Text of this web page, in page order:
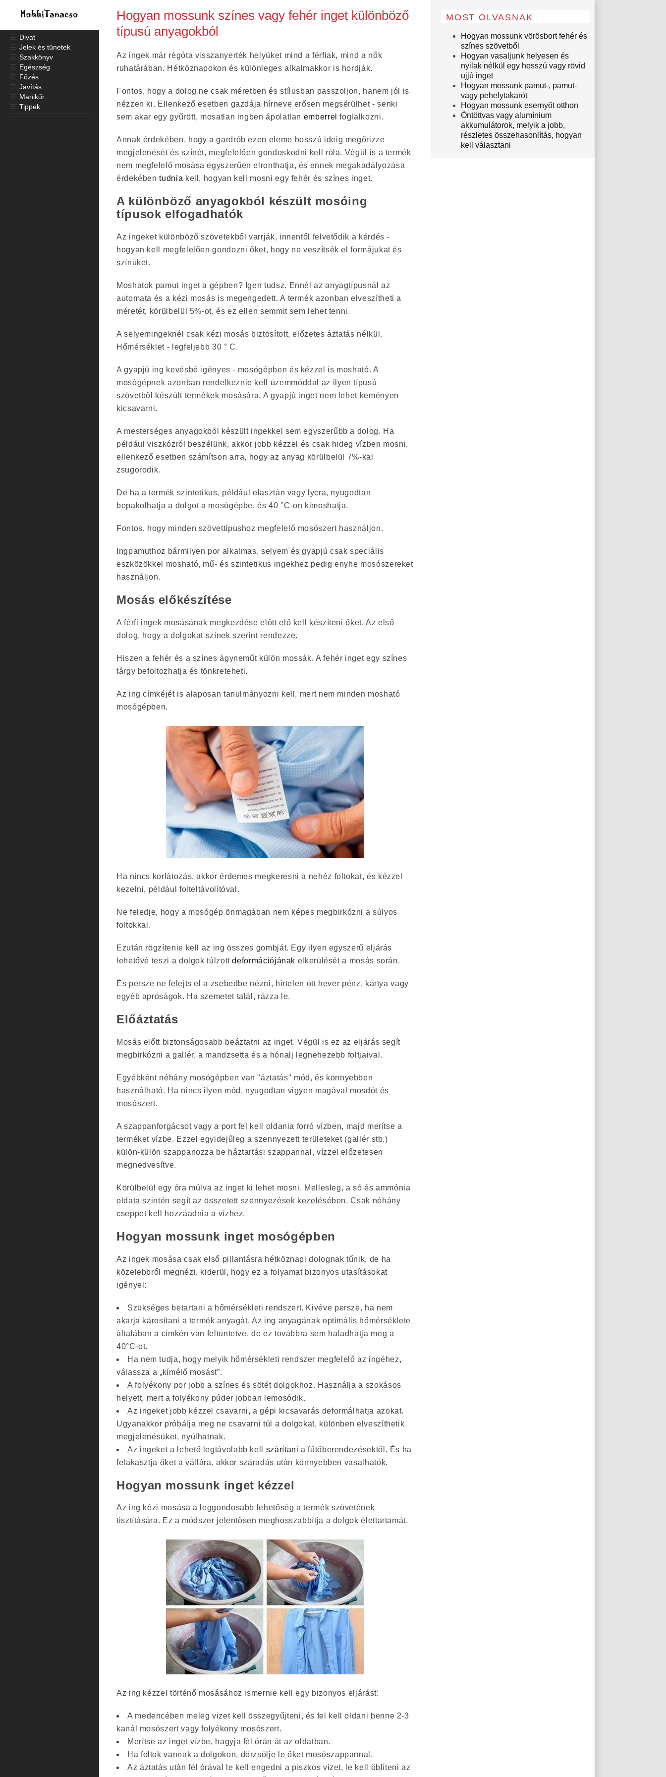
Hogyan mossunk színes vagy fehér inget különböző
típusú anyagokból
Az ingek már régóta visszanyerték helyüket mind a férfiak, mind a nők
ruhatárában. Hétköznapokon és különleges alkalmakkor is hordják.
Fontos, hogy a dolog ne csak méretben és stílusban passzoljon, hanem jól is
nézzen ki. Ellenkező esetben gazdája hírneve erősen megsérülhet - senki
sem akar egy gyűrött, mosatlan ingben ápolatlan emberrel foglalkozni.
Annak érdekében, hogy a gardrób ezen eleme hosszú ideig megőrizze
megjelenését és színét, megfelelően gondoskodni kell róla. Végül is a termék
nem megfelelő mosása egyszerűen elronthatja, és ennek megakadályozása
érdekébentudnia kell, hogyan kell mosni egy fehér és színes inget.
A különböző anyagokból készült mosóing
típusok elfogadhatók
Az ingeket különböző szövetekből varrják, innentől felvetődik a kérdés -
hogyan kell megfelelően gondozni őket, hogy ne veszítsék el formájukat és
színüket.
Moshatok pamut inget a gépben? Igen tudsz. Ennél az anyagtípusnál az
automata és a kézi mosás is megengedett. A termék azonban elveszítheti a
méretét, körülbelül 5%-ot, és ez ellen semmit sem lehet tenni.
A selyemingeknél csak kézi mosás biztosított, előzetes áztatás nélkül.
Hőmérséklet - legfeljebb 30 ° C.
A gyapjú ing kevésbé igényes - mosógépben és kézzel is mosható. A
mosógépnek azonban rendelkeznie kell üzemmóddal az ilyen típusú
szövetből készült termékek mosására. A gyapjú inget nem lehet keményen
kicsavarni.
A mesterséges anyagokból készült ingekkel sem egyszerűbb a dolog. Ha
például viszkózról beszélünk, akkor jobb kézzel és csak hideg vízben mosni,
ellenkező esetben számítson arra, hogy az anyag körülbelül 7%-kal
zsugorodik.
De ha a termék szintetikus, például elasztán vagy lycra, nyugodtan
bepakolhatja a dolgot a mosógépbe, és 40 °C-on kimoshatja.
Fontos, hogy minden szövettípushoz megfelelő mosószert használjon.
Ingpamuthoz bármilyen por alkalmas, selyem és gyapjú csak speciális
eszközökkel mosható, mű- és szintetikus ingekhez pedig enyhe mosószereket
használjon.
Mosás előkészítése
A férfi ingek mosásának megkezdése előtt elő kell készíteni őket. Az első
dolog, hogy a dolgokat színek szerint rendezze.
Hiszen a fehér és a színes ágyneműt külön mossák. A fehér inget egy színes
tárgy befoltozhatja és tönkreteheti.
Az ing címkéjét is alaposan tanulmányozni kell, mert nem minden mosható
mosógépben.
Ha nincs korlátozás, akkor érdemes megkeresni a nehéz foltokat, és kézzel
kezelni, például folteltávolítóval.
Ne feledje, hogy a mosógép önmagában nem képes megbirkózni a súlyos
foltokkal.
Ezután rögzítenie kell az ing összes gombját. Egy ilyen egyszerű eljárás
lehetővé teszi a dolgok túlzottdeformációjának elkerülését a mosás során.
És persze ne felejts el a zsebedbe nézni, hirtelen ott hever pénz, kártya vagy
egyéb apróságok. Ha szemetet talál, rázza le.
Előáztatás
Mosás előtt biztonságosabb beáztatni az inget. Végül is ez az eljárás segít
megbirkózni a gallér, a mandzsetta és a hónalj legnehezebb foltjaival.
Egyébként néhány mosógépben van "áztatás" mód, és könnyebben
használható. Ha nincs ilyen mód, nyugodtan vigyen magával mosdót és
mosószert.
A szappanforgácsot vagy a port fel kell oldania forró vízben, majd merítse a
terméket vízbe. Ezzel egyidejűleg a szennyezett területeket (gallér stb.)
külön-külön szappanozza be háztartási szappannal, vízzel előzetesen
megnedvesítve.
Körülbelül egy óra múlva az inget ki lehet mosni. Mellesleg, a só és ammónia
oldata szintén segít az összetett szennyezések kezelésében. Csak néhány
cseppet kell hozzáadnia a vízhez.
Hogyan mossunk inget mosógépben
Az ingek mosása csak első pillantásra hétköznapi dolognak tűnik, de ha
közelebbről megnézi, kiderül, hogy ez a folyamat bizonyos utasításokat
igényel:
Szükséges betartani a hőmérsékleti rendszert. Kivéve persze, ha nem
akarja károsítani a termék anyagát. Az ing anyagának optimális hőmérséklete
általában a címkén van feltüntetve, de ez továbbra sem haladhatja meg a
40°C-ot.
Ha nem tudja, hogy melyik hőmérsékleti rendszer megfelelő az ingéhez,
válassza a „kímélő mosást”.
A folyékony por jobb a színes és sötét dolgokhoz. Használja a szokásos
helyett, mert a folyékony púder jobban lemosódik.
Az ingeket jobb kézzel csavarni, a gépi kicsavarás deformálhatja azokat.
Ugyanakkor próbálja meg ne csavarni túl a dolgokat, különben elveszíthetik
megjelenésüket, nyúlhatnak.
Az ingeket a lehető legtávolabb kell szárítani a fűtőberendezésektől. És ha
felakasztja őket a vállára, akkor száradás után könnyebben vasalhatók.
Hogyan mossunk inget kézzel
Az ing kézi mosása a leggondosabb lehetőség a termék szövetének
tisztítására. Ez a módszer jelentősen meghosszabbítja a dolgok élettartamát.
Az ing kézzel történő mosásához ismernie kell egy bizonyos eljárást:
A medencében meleg vizet kell összegyűjteni, és fel kell oldani benne 2-3
kanál mosószert vagy folyékony mosószert.
Merítse az inget vízbe, hagyja fél órán át az oldatban.
Ha foltok vannak a dolgokon, dörzsölje le őket mosószappannal.
Az áztatás után fél órával le kell engedni a piszkos vizet, le kell öblíteni az
MOST OLVASNAK
Hogyan mossunk vörösbort fehér és
színes szövetből
Hogyan vasaljunk helyesen és
nyilak nélkül egy hosszú vagy rövid
ujjú inget
Hogyan mossunk pamut-, pamut-
vagy pehelytakarót
Hogyan mossunk esernyőt otthon
Öntöttvas vagy alumínium
akkumulátorok, melyik a jobb,
részletes összehasonlítás, hogyan
kell választani
☰ Divat
☰ Jelek és tünetek
☰ Szakkönyv
☰ Egészség
☰ Főzés
☰ Javítás
☰ Manikűr
☰ Tippek